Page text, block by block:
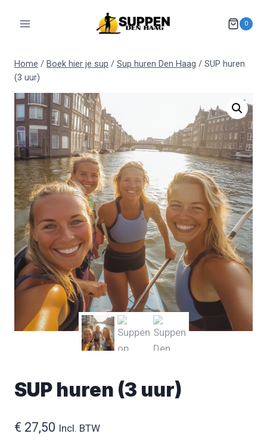
0
Home / Boek hier je sup / Sup huren Den Haag / SUP huren
(3 uur)
SUP huren (3 uur)
€ 27,50 Incl. BTW